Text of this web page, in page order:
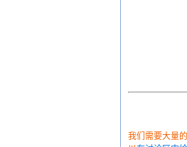
我们需要大量